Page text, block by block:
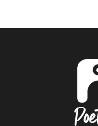
Primary